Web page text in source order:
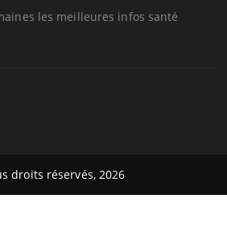
les meilleures infos santé
droits réservés, 2026